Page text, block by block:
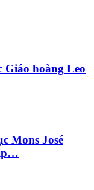
Giáo hoàng Leo
Mons José